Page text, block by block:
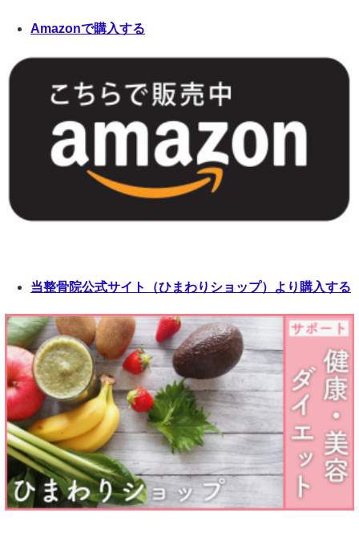
Amazonで購入する
当整骨院公式サイト（ひまわりショップ）より購入する